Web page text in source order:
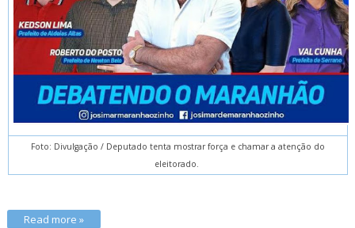
Foto: Divulgação / Deputado tenta mostrar força e chamar a atenção do
eleitorado.
Read more »